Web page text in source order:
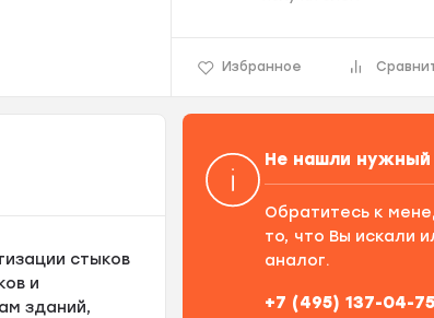
Избранное
стыков
и
зданий,
Не нашли нужный
Обратитесь к
то, что Вы искали
аналог.
+7 (495) 137-04-75